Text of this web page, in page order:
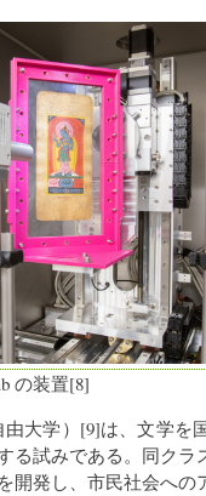
の装置[8]
由大学）[9]は、文学
る試みである。同ク
開発し、市民社会へ